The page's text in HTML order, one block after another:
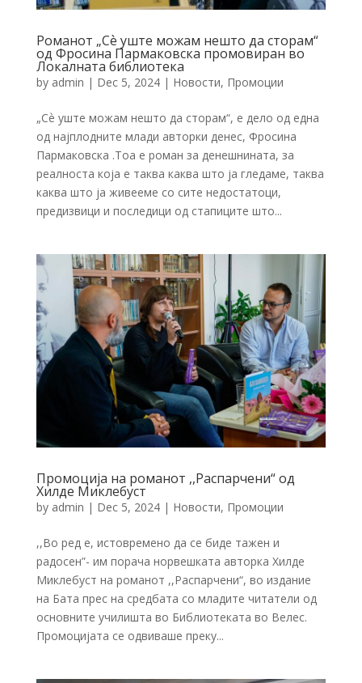
Романот „Сѐ уште можам нешто да сторам“
од Фросина Пармаковска промовиран во
Локалната библиотека
by admin | Dec 5, 2024| Новости, Промоции
„Сѐ уште можам нешто да сторам“, е дело од една
од најплодните млади авторки денес, Фросина
Пармаковска .Тоа е роман за денешнината, за
реалноста која е таква каква што ја гледаме, таква
каква што ја живееме со сите недостатоци,
предизвици и последици од стапиците што...
Промоција на романот ,,Распарчени“ од
Хилде Миклебуст
by admin | Dec 5, 2024| Новости, Промоции
,,Во ред е, истовремено да се биде тажен и
радосен”- им порача норвешката авторка Хилде
Миклебуст на романот ,,Распарчени“, во издание
на Бата прес на средбата со младите читатели од
основните училишта во Библиотеката во Велес.
Промоцијата се одвиваше преку...